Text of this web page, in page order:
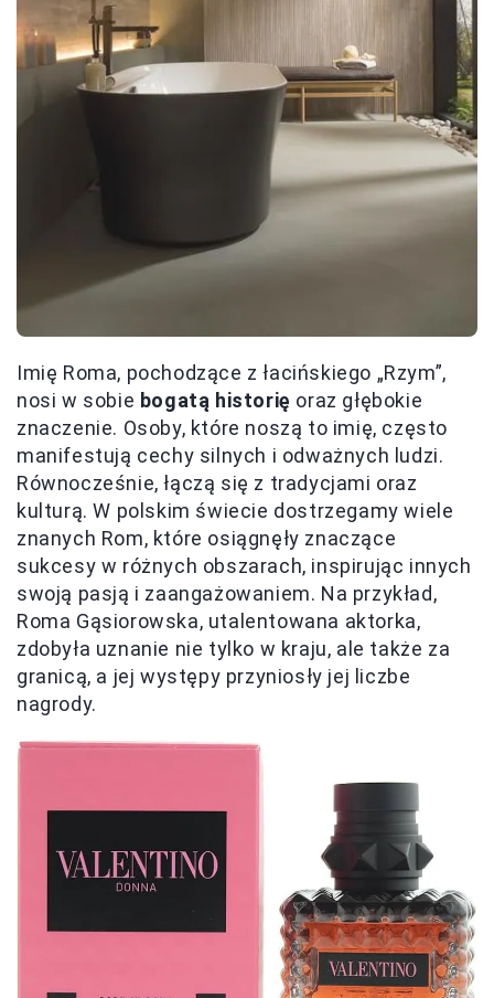
Imię Roma, pochodzące z łacińskiego „Rzym”,
nosi w sobie bogatą historię oraz głębokie
znaczenie. Osoby, które noszą to imię, często
manifestują cechy silnych i odważnych ludzi.
Równocześnie, łączą się z tradycjami oraz
kulturą. W polskim świecie dostrzegamy wiele
znanych Rom, które osiągnęły znaczące
sukcesy w różnych obszarach, inspirując innych
swoją pasją i zaangażowaniem. Na przykład,
Roma Gąsiorowska, utalentowana aktorka,
zdobyła uznanie nie tylko w kraju, ale także za
granicą, a jej występy przyniosły jej liczbe
nagrody.